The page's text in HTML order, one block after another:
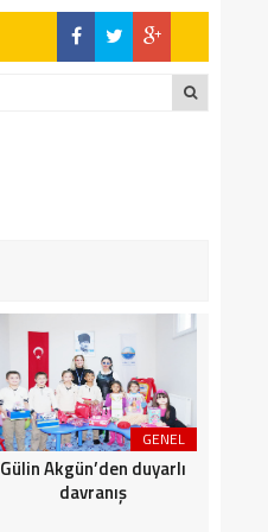
GENEL
Gülin Akgün’den duyarlı
davranış